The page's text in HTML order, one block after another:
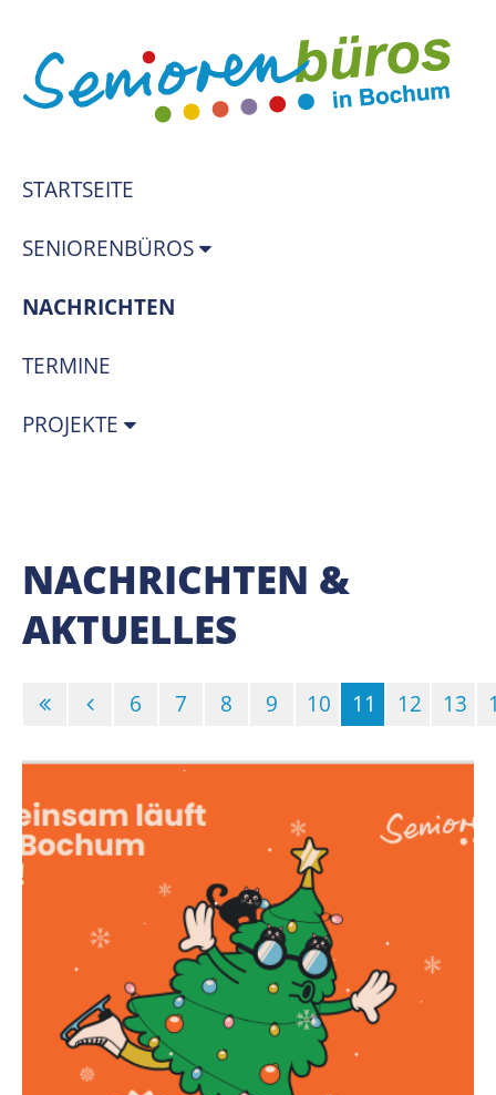
STARTSEITE
SENIORENBÜROS
NACHRICHTEN
TERMINE
PROJEKTE
NACHRICHTEN &
AKTUELLES
6 7 8 9 10
11
(Standort)
12 13